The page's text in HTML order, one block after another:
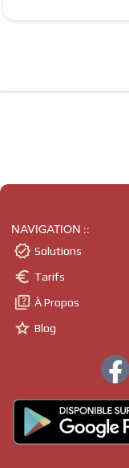
NAVIGATION ::
 Solutions
 Tarifs
 À Propos
 Blog